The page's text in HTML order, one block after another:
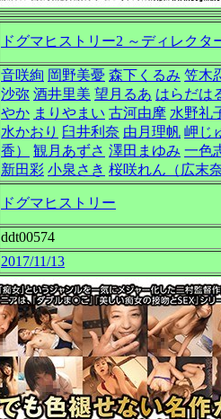
ドグマヒストリー2 ～ディレク
音咲絢 岡野美憂 森下くるみ 笠木
沙弥 酒井里美 望月るあ はらだは
やか まりやまい 古河由摩 水野礼
水かおり 臼井利奈 由月理帆 岬じ
香）
観月あずさ 澤田まゆみ 一色
新田彩 小泉さき 桜咲れん（広末
ドグマヒストリー
ddt00574
2017/11/13